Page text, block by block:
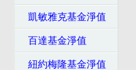
凱敏雅克基金淨值
百達基金淨值
紐約梅隆基金淨值